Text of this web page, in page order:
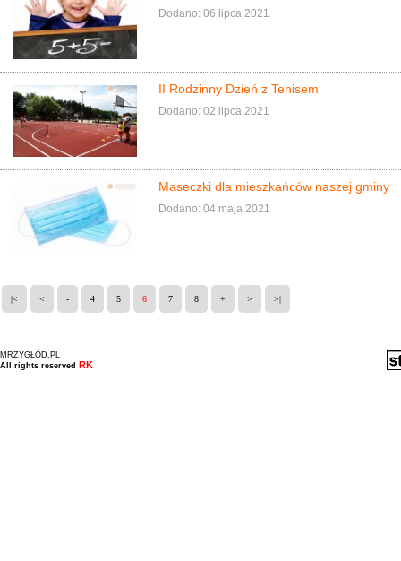
Dodano: 06 lipca 2021
II Rodzinny Dzień z Tenisem
Dodano: 02 lipca 2021
Maseczki dla mieszkańców naszej gminy
Dodano: 04 maja 2021
|< < - 4 5 6 7 8 + > >|
MRZYGŁÓD.PL
All rights reserved RK